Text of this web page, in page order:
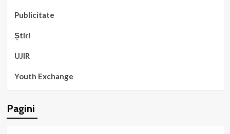
Publicitate
Știri
UJIR
Youth Exchange
Pagini